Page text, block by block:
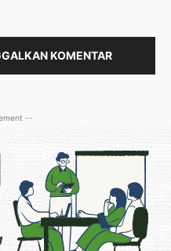
KOMENTAR
--